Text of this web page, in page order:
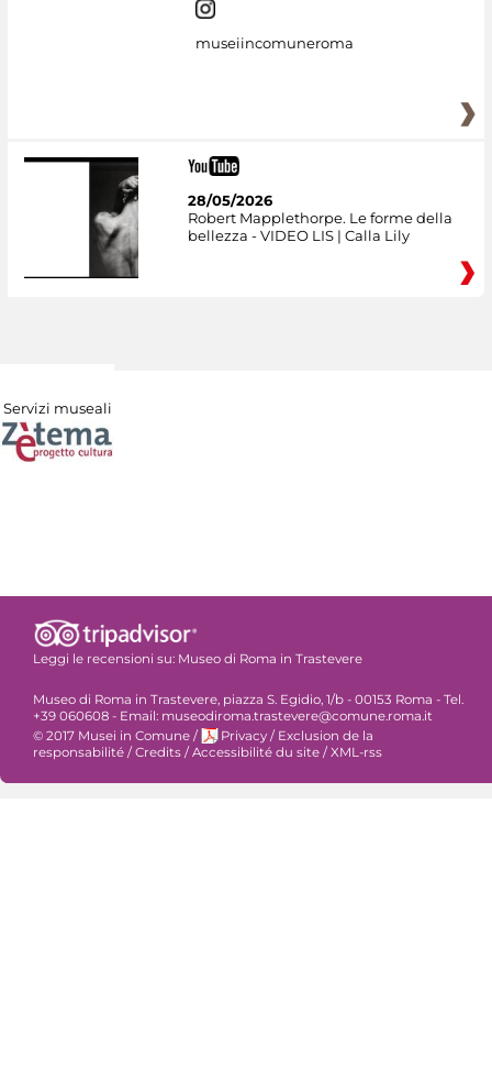
museiincomuneroma
28/05/2026
Robert Mapplethorpe. Le forme della
bellezza - VIDEO LIS | Calla Lily
Servizi museali
Leggi le recensioni su: Museo di Roma in Trastevere
Museo di Roma in Trastevere, piazza S. Egidio, 1/b - 00153 Roma - Tel.
+39 060608 - Email: museodiroma.trastevere@comune.roma.it
© 2017 Musei in Comune / Privacy / Exclusion de la
responsabilité / Credits / Accessibilité du site / XML-rss